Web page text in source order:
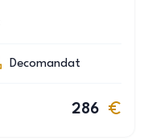
Decomandat
286